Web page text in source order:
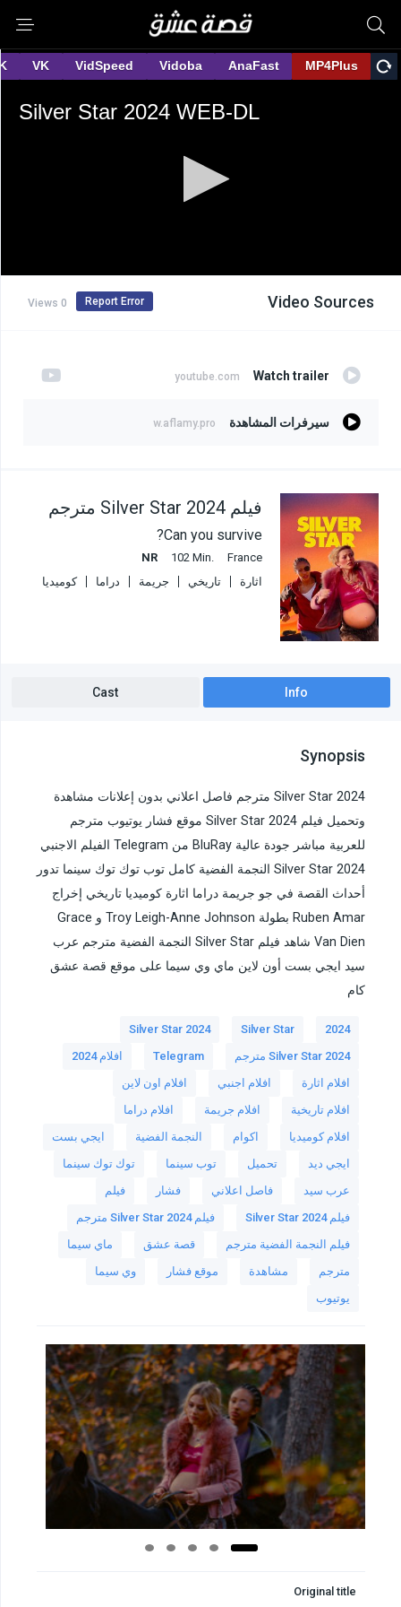
Video Sources
0 Views Report Error
Watch trailer
youtube.com
سيرفرات المشاهدة w.aflamy.pro
فيلم Silver Star 2024 مترجم
Can you survive?
France
102 Min.
NR
اثارة
تاريخي جريمة دراما كوميديا
Info
Cast
Synopsis
Silver Star 2024 مترجم فاصل اعلاني بدون إعلانات مشاهدة
وتحميل فيلم Silver Star 2024 موقع فشار يوتيوب مترجم
للعربية مباشر جودة عالية BluRay من Telegram الفيلم الاجنبي
Silver Star 2024 النجمة الفضية كامل توب توك توك سينما تدور
أحداث القصة في جو جريمة دراما اثارة كوميديا تاريخي إخراج
Ruben Amar بطولة Troy Leigh-Anne Johnson و Grace
Van Dien شاهد فيلم Silver Star النجمة الفضية مترجم عرب
سيد ايجي بست أون لاين ماي وي سيما على موقع قصة عشق
كام
2024
Silver Star
Silver Star 2024
Silver Star 2024 مترجم
Telegram
افلام 2024
افلام اثارة
افلام اجنبي
افلام اون لاين
افلام تاريخية
افلام جريمة
افلام دراما
افلام كوميديا
اكوام النجمة الفضية
ايجي بست
ايجي ديد
تحميل توب سينما
توك توك سينما
عرب سيد
فاصل اعلاني فشار
فيلم
فيلم Silver Star 2024
فيلم Silver Star 2024 مترجم
فيلم النجمة الفضية مترجم
قصة عشق
ماي سيما
مترجم
مشاهدة موقع فشار
وي سيما
يوتيوب
Original title